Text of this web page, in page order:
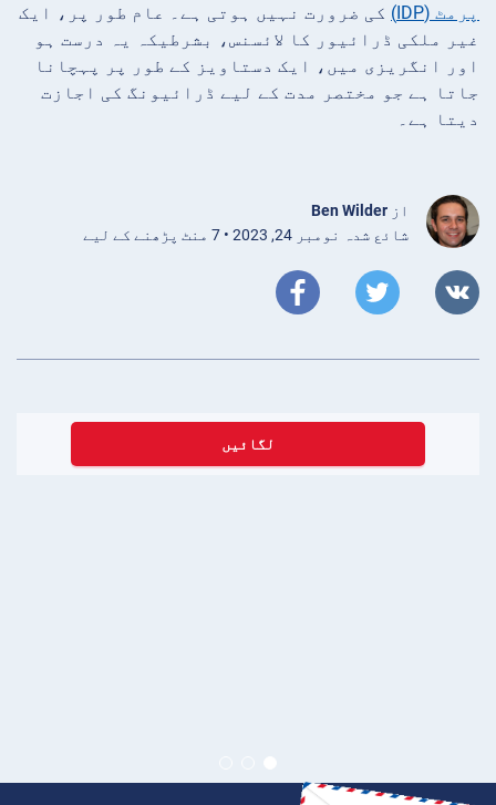
پرمٹ (IDP)
کی ضرورت نہیں ہوتی ہے۔ عام طور پر، ایک
غیر ملکی ڈرائیور کا لائسنس، بشرطیکہ یہ درست ہو
اور انگریزی میں، ایک دستاویز کے طور پر پہچانا
جاتا ہے جو مختصر مدت کے لیے ڈرائیونگ کی اجازت
دیتا ہے۔
از Ben Wilder
شائع شدہ نومبر 24, 2023 • 7 منٹ پڑھنے کے لیے
لگائیں